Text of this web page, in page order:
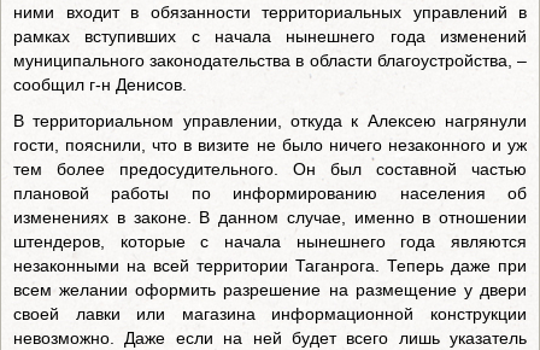
ними входит в обязанности территориальных управлений в
рамках вступивших с начала нынешнего года изменений
муниципального законодательства в области благоустройства, –
сообщил г-н Денисов.
В территориальном управлении, откуда к Алексею нагрянули
гости, пояснили, что в визите не было ничего незаконного и уж
тем более предосудительного. Он был составной частью
плановой работы по информированию населения об
изменениях в законе. В данном случае, именно в отношении
штендеров, которые с начала нынешнего года являются
незаконными на всей территории Таганрога. Теперь даже при
всем желании оформить разрешение на размещение у двери
своей лавки или магазина информационной конструкции
невозможно. Даже если на ней будет всего лишь указатель